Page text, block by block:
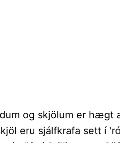
og skjölum er hægt
eru sjálfkrafa sett í